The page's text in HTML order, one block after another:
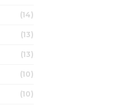
(14)
(13)
(13)
(10)
(10)